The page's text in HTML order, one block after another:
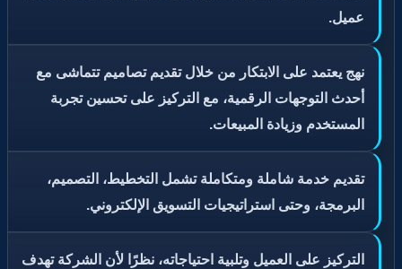
عميل.
نهج يعتمد على الابتكار من خلال تقديم تصاميم تتماشى مع
أحدث التوجهات الرقمية، مع التركيز على تحسين تجربة
المستخدم وزيادة المبيعات.
تقديم خدمة شاملة ومتكاملة تشمل التخطيط، التصميم،
البرمجة، وحتى استراتيجيات التسويق الإلكتروني.
التركيز على العميل وتلبية احتياجاته، نظرًا لأن الشركة تهدف